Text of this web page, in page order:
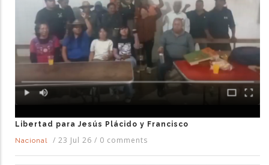
Libertad para Jesús Plácido y Francisco
Nacional
/ 23 Jul 26 / 0 comments